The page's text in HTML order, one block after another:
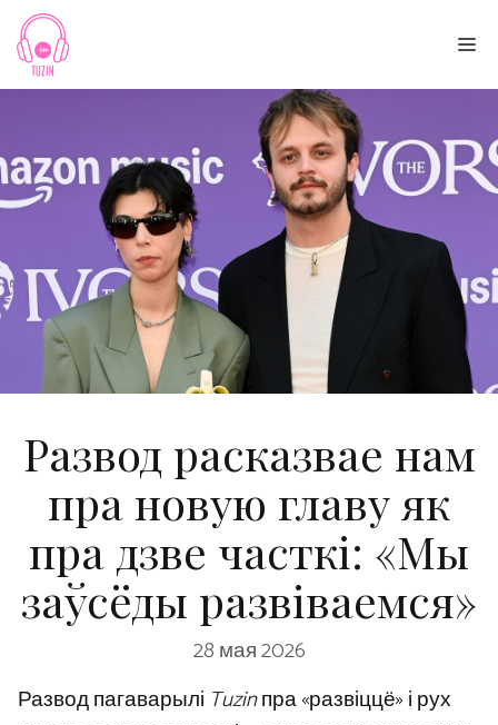
Skip
content
Развод расказвае нам
пра новую главу як
пра дзве часткі: «Мы
заўсёды развіваемся»
28 мая 2026
Развод пагаварылі Tuzinпра «развіццё» і рух